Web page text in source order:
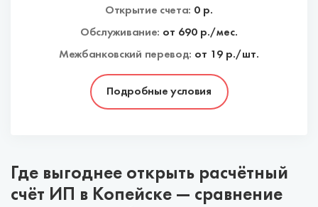
Подробные условия
Открытие счета: 0 р.
Обслуживание: от 690р./мес.
Межбанковский перевод: от 19 р./шт.
Где выгоднее открыть расчётный
счёт ИП в Копейске — сравнение